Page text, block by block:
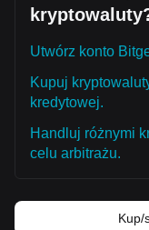
Utwórz konto
Kupuj
kredytowej.
Handluj różnymi
celu arbitrażu.
Kup/